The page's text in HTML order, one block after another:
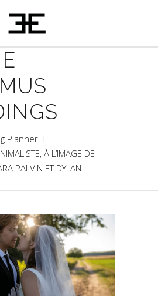
Planner
À L’IMAGE DE
PALVIN ET DYLAN